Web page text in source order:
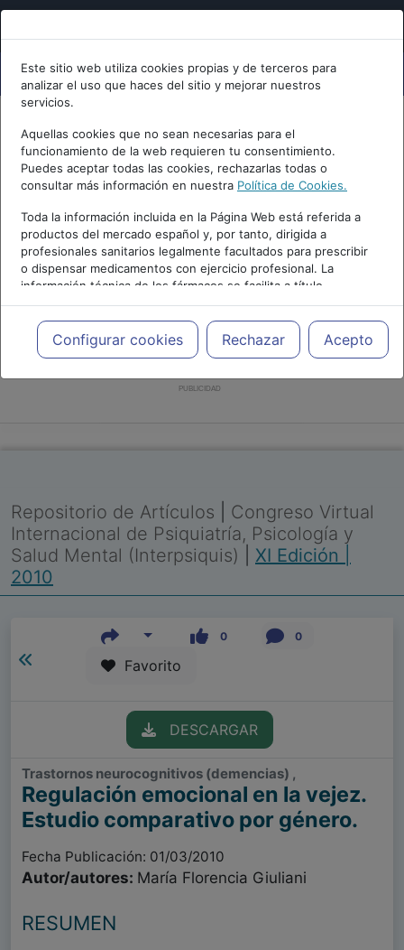
Este sitio web utiliza cookies propias y de terceros para
analizar el uso que haces del sitio y mejorar nuestros
servicios.
Aquellas cookies que no sean necesarias para el
funcionamiento de la web requieren tu consentimiento.
Puedes aceptar todas las cookies, rechazarlas todas o
consultar más información en nuestra Política de Cookies.
Toda la información incluida en la Página Web está referida a
productos del mercado español y, por tanto, dirigida a
profesionales sanitarios legalmente facultados para prescribir
o dispensar medicamentos con ejercicio profesional. La
información técnica de los fármacos se facilita a título
meramente informativo, siendo responsabilidad de los
profesionales facultados prescribir medicamentos y decidir, en
cada caso concreto, el tratamiento más adecuado a las
necesidades del paciente.
Configurar cookies Rechazar Acepto
PUBLICIDAD
Repositorio de Artículos
Congreso Virtual
Internacional de Psiquiatría, Psicología y
Salud Mental (Interpsiquis)
XI Edición |
2010
0 0
Favorito
DESCARGAR
Trastornos neurocognitivos (demencias) ,
Regulación emocional en la vejez.
Estudio comparativo por género.
Fecha Publicación: 01/03/2010
Autor/autores: María Florencia Giuliani
RESUMEN